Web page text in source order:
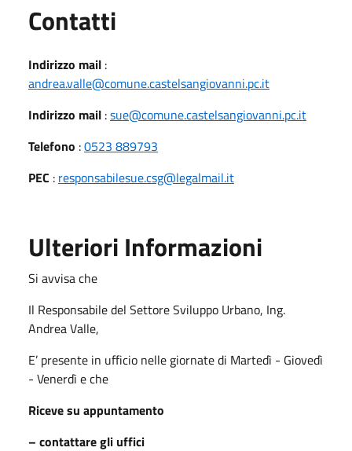
Contatti
Indirizzo mail :
andrea.valle@comune.castelsangiovanni.pc.it
Indirizzo mail :sue@comune.castelsangiovanni.pc.it
Telefono :0523 889793
PEC : responsabilesue.csg@legalmail.it
Ulteriori Informazioni
Si avvisa che
Il Responsabile del Settore Sviluppo Urbano, Ing.
Andrea Valle,
E’ presente in ufficio nelle giornate di Martedì - Giovedì
- Venerdì e che
Riceve su appuntamento
– contattare gli uffici